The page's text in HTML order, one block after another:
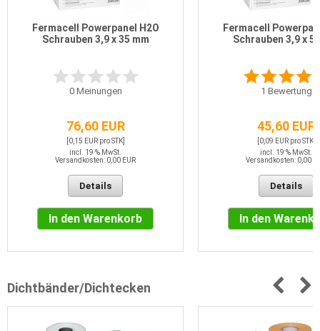
Fermacell Powerpanel H2O
Schrauben 3,9 x 35 mm
0Meinungen
76,60 EUR
[0,15 EUR pro STK]
incl. 19 % MwSt.
Versandkosten: 0,00 EUR
Details
In den Warenkorb
Fermacell
Schrauben 3,9 x
1 Bewertung
45,60 EUR
[0,09 EUR pro STK]
incl. 19 % MwSt.
Versandkosten: 0,00
Details
In den
Dichtbänder/Dichtecken